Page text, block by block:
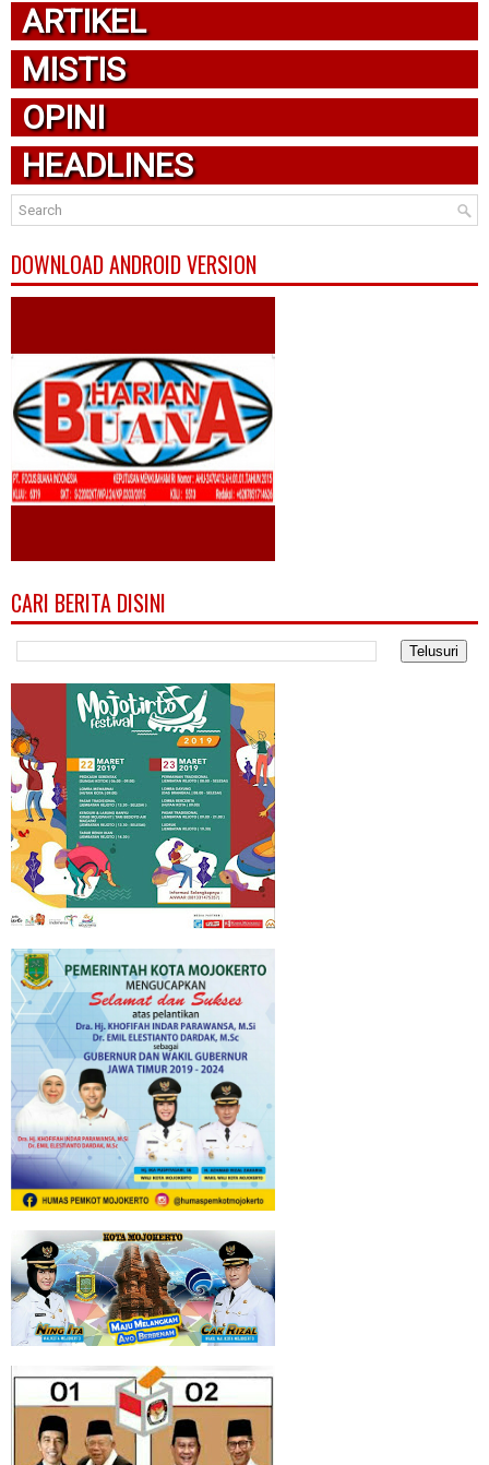
ARTIKEL
MISTIS
OPINI
HEADLINES
DOWNLOAD ANDROID VERSION
CARI BERITA DISINI